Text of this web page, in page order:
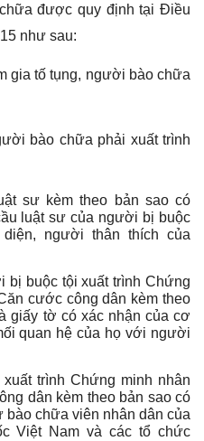
được quy định tại Điều
như sau:
gia tố tụng, người bào chữa
bào chữa phải xuất trình
sư kèm theo bản sao có
luật sư của người bị buộc
người thân thích của
buộc tội xuất trình Chứng
cước công dân kèm theo
giấy tờ có xác nhận của cơ
quan hệ của họ với người
trình Chứng minh nhân
dân kèm theo bản sao có
chữa viên nhân dân của
Việt Nam và các tổ chức